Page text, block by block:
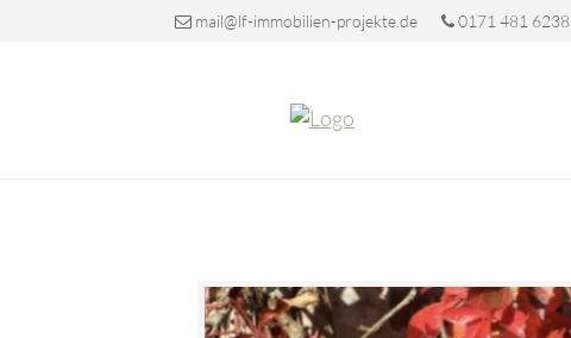
mail@lf-immobilien-projekte.de 0171 481 6238